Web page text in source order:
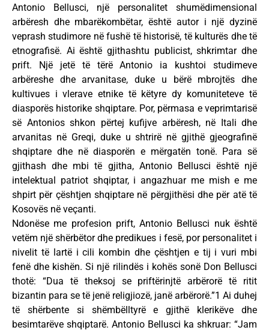
Antonio Bellusci, një personalitet shumëdimensional
arbëresh dhe mbarëkombëtar, është autor i një dyzinë
veprash studimore në fushë të historisë, të kulturës dhe të
etnografisë. Ai është gjithashtu publicist, shkrimtar dhe
prift. Një jetë të tërë Antonio ia kushtoi studimeve
arbëreshe dhe arvanitase, duke u bërë mbrojtës dhe
kultivues i vlerave etnike të këtyre dy komuniteteve të
diasporës historike shqiptare. Por, përmasa e veprimtarisë
së Antonios shkon përtej kufijve arbëresh, në Itali dhe
arvanitas në Greqi, duke u shtrirë në gjithë gjeografinë
shqiptare dhe në diasporën e mërgatën tonë. Para së
gjithash dhe mbi të gjitha, Antonio Bellusci është një
intelektual patriot shqiptar, i angazhuar me mish e me
shpirt për çështjen shqiptare në përgjithësi dhe për atë të
Kosovës në veçanti.
Ndonëse me profesion prift, Antonio Bellusci nuk është
vetëm një shërbëtor dhe predikues i fesë, por personalitet i
nivelit të lartë i cili kombin dhe çështjen e tij i vuri mbi
fenë dhe kishën. Si një rilindës i kohës sonë Don Bellusci
thotë: “Dua të theksoj se priftërinjtë arbërorë të ritit
bizantin para se të jenë religjiozë, janë arbërorë.”1 Ai duhej
të shërbente si shëmbëlltyrë e gjithë klerikëve dhe
besimtarëve shqiptarë. Antonio Bellusci ka shkruar: “Jam